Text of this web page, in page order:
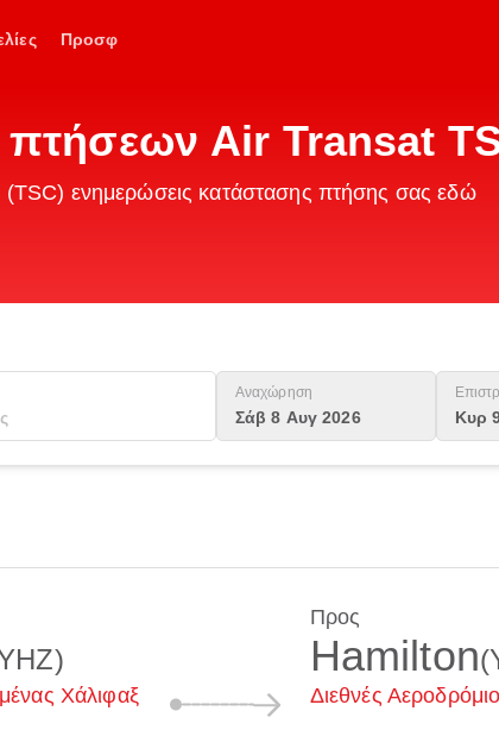
Προσφ
Air Transat
(TSC) ενημερώσεις κατάστασης πτήσης σας εδώ
Αναχώρηση
Σάβ 8 Αυγ 2026 Κυρ
Χάλιφαξ
Προς
Hamilton
Διεθνές